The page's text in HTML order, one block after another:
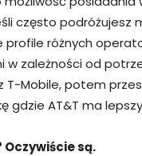
często podróżujesz
profile różnych
w zależności od
T-Mobile, potem
gdzie AT&T ma
Oczywiście są.